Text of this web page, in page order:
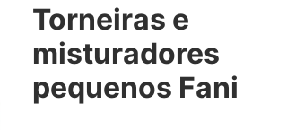
Torneiras e
misturadores
pequenos Fani